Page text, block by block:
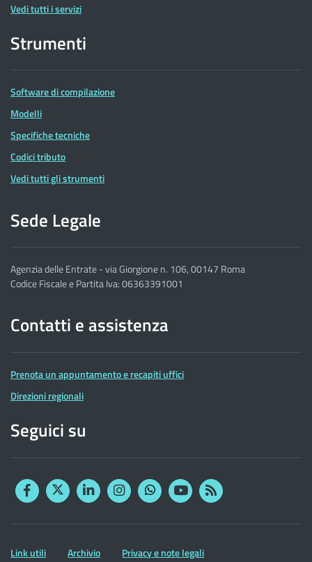
Vedi tutti i servizi
Strumenti
Software di compilazione
Modelli
Specifiche tecniche
Codici tributo
Vedi tutti gli strumenti
Sede Legale
Agenzia delle Entrate - via Giorgione n. 106, 00147 Roma
Codice Fiscale e Partita Iva: 06363391001
Contatti e assistenza
Prenota un appuntamento e recapiti uffici
Direzioni regionali
Seguici su
FacebookTwitterLinkedinInstagram
YouTubeRSS
Altre
Link utili Archivio Privacy e note legali